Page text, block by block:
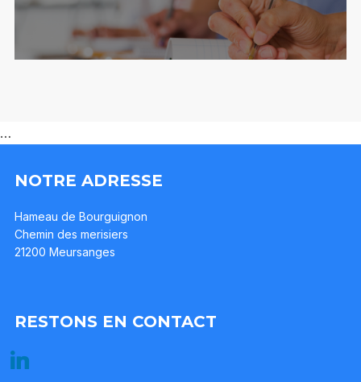
…
NOTRE ADRESSE
Hameau de Bourguignon
Chemin des merisiers
21200 Meursanges
RESTONS EN CONTACT